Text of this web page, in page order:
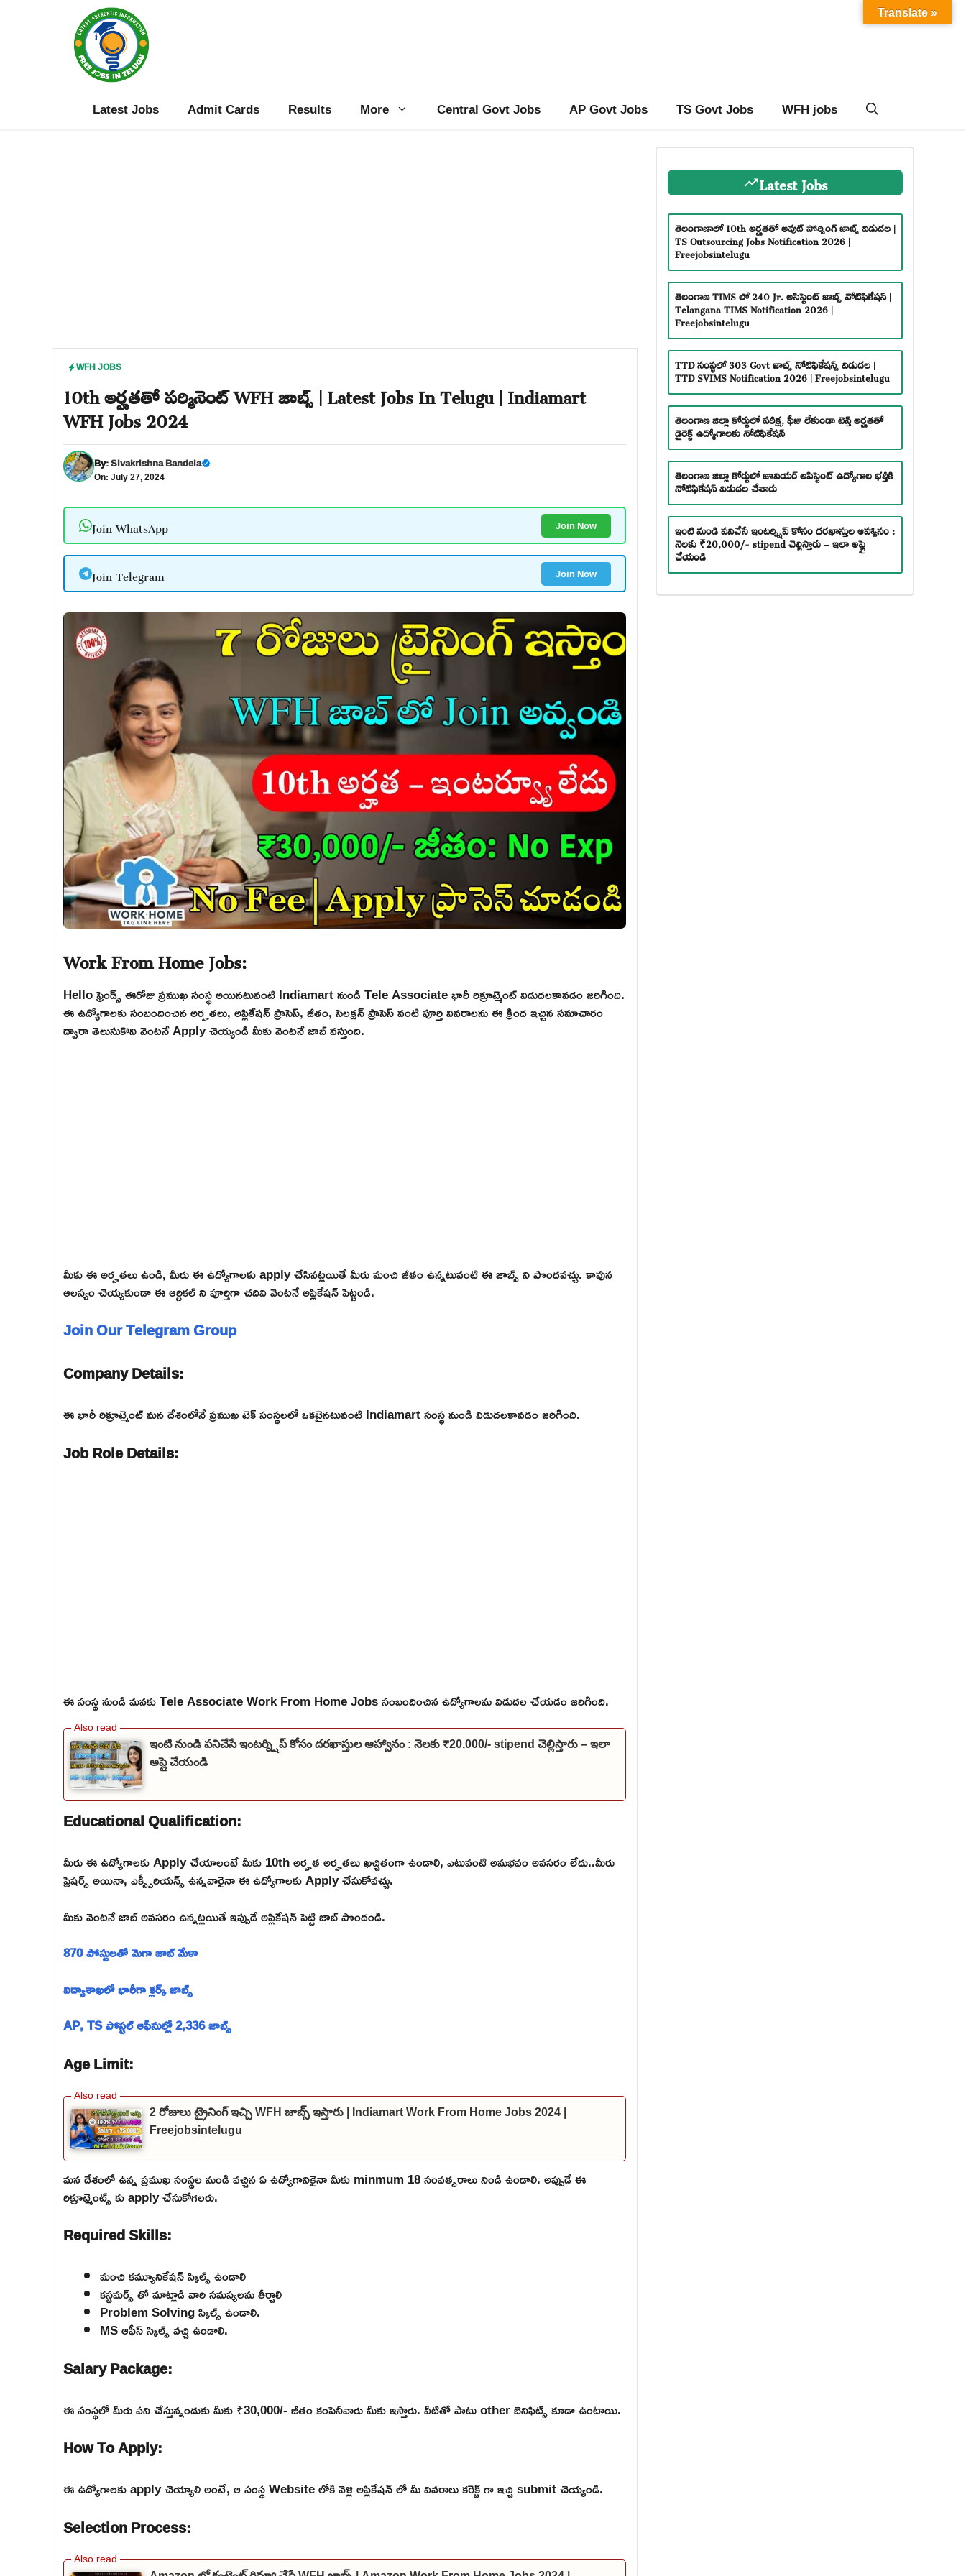
Latest Jobs Admit Cards Results More Central Govt Jobs AP Govt Jobs TS Govt Jobs WFH jobs
WFH JOBS
10th అర్హతతో పర్మినెంట్ WFH జాబ్స్ | Latest Jobs In Telugu | Indiamart
WFH Jobs 2024
By:Sivakrishna Bandela
On: July 27, 2024
Join WhatsApp Join Now
Join Telegram Join Now
Work From Home Jobs:
Hello ఫ్రెండ్స్ ఈరోజు ప్రముఖ సంస్థ అయినటువంటి Indiamart నుండి Tele Associate భారీ రిక్రూట్మెంట్ విడుదలకావడం జరిగింది.
ఈ ఉద్యోగాలకు సంబందించిన అర్హతలు, అప్లికేషన్ ప్రాసెస్, జీతం, సెలక్షన్ ప్రాసెస్ వంటి పూర్తి వివరాలను ఈ క్రింద ఇచ్చిన సమాచారం
ద్వారా తెలుసుకొని వెంటనే Apply చెయ్యండి మీకు వెంటనే జాబ్ వస్తుంది.
మీకు ఈ అర్హతలు ఉండి, మీరు ఈ ఉద్యోగాలకు apply చేసినట్లయితే మీరు మంచి జీతం ఉన్నటువంటి ఈ జాబ్స్ ని పొందవచ్చు. కావున
ఆలస్యం చెయ్యకుండా ఈ ఆర్టికల్ ని పూర్తిగా చదివి వెంటనే అప్లికేషన్ పెట్టండి.
Join Our Telegram Group
Company Details:
ఈ భారీ రిక్రూట్మెంట్ మన దేశంలోనే ప్రముఖ టెక్ సంస్థలలో ఒకటైనటువంటి Indiamart సంస్థ నుండి విడుదలకావడం జరిగింది.
Job Role Details:
ఈ సంస్థ నుండి మనకు Tele Associate Work From Home Jobs సంబందించిన ఉద్యోగాలను విడుదల చేయడం జరిగింది.
ఇంటి నుండి పనిచేసే ఇంటర్న్షిప్ కోసం దరఖాస్తుల ఆహ్వానం : నెలకు ₹20,000/- stipend చెల్లిస్తారు – ఇలా
అప్లై చేయండి
Educational Qualification:
మీరు ఈ ఉద్యోగాలకు Apply చేయాలంటే మీకు 10th అర్హత అర్హతలు ఖచ్చితంగా ఉండాలి, ఎటువంటి అనుభవం అవసరం లేదు..మీరు
ఫ్రెషర్స్ అయినా, ఎక్స్పీరియన్స్ ఉన్నవారైనా ఈ ఉద్యోగాలకు Apply చేసుకోవచ్చు.
మీకు వెంటనే జాబ్ అవసరం ఉన్నట్లయితే ఇప్పుడే అప్లికేషన్ పెట్టి జాబ్ పొందండి.
870 పోస్టులతో మెగా జాబ్ మేళా
విద్యాశాఖలో భారీగా క్లర్క్ జాబ్స్
AP, TS పోస్టల్ ఆఫీసుల్లో 2,336 జాబ్స్
Age Limit:
2 రోజులు ట్రైనింగ్ ఇచ్చి WFH జాబ్స్ ఇస్తారు | Indiamart Work From Home Jobs 2024 |
Freejobsintelugu
మన దేశంలో ఉన్న ప్రముఖ సంస్థల నుండి వచ్చిన ఏ ఉద్యోగానికైనా మీకు minmum 18 సంవత్సరాలు నిండి ఉండాలి. అప్పుడే ఈ
రిక్రూట్మెంట్స్ కు apply చేసుకోగలరు.
Required Skills:
మంచి కమ్యూనికేషన్ స్కిల్స్ ఉండాలి
కస్టమర్స్ తో మాట్లాడి వారి సమస్యలను తీర్చాలి
Problem Solving స్కిల్స్ ఉండాలి.
MS ఆఫీస్ స్కిల్స్ వచ్చి ఉండాలి.
Salary Package:
ఈ సంస్థలో మీరు పని చేస్తున్నందుకు మీకు ₹30,000/- జీతం కంపెనీవారు మీకు ఇస్తారు. వీటితో పాటు other బెనిఫిట్స్ కూడా ఉంటాయి.
How To Apply:
ఈ ఉద్యోగాలకు apply చెయ్యాలి అంటే, ఆ సంస్థ Website లోకి వెళ్లి అప్లికేషన్ లో మీ వివరాలు కరెక్ట్ గా ఇచ్చి submit చెయ్యండి.
Selection Process:
Latest Jobs
తెలంగాణాలో 10th అర్హతతో అవుట్ సోర్సింగ్ జాబ్స్ విడుదల |
TS Outsourcing Jobs Notification 2026 |
Freejobsintelugu
తెలంగాణ TIMS లో 240 Jr. అసిస్టెంట్ జాబ్స్ నోటిఫికేషన్ |
Telangana TIMS Notification 2026 |
Freejobsintelugu
TTD సంస్థలో 303 Govt జాబ్స్ నోటిఫికేషన్స్ విడుదల |
TTD SVIMS Notification 2026 | Freejobsintelugu
తెలంగాణ జిల్లా కోర్టులో పరీక్ష, ఫీజు లేకుండా టెన్త్ అర్హతతో
డైరెక్ట్ ఉద్యోగాలకు నోటిఫికేషన్
తెలంగాణ జిల్లా కోర్టులో జూనియర్ అసిస్టెంట్ ఉద్యోగాల భర్తీకి
నోటిఫికేషన్ విడుదల చేశారు
ఇంటి నుండి పనిచేసే ఇంటర్న్షిప్ కోసం దరఖాస్తుల ఆహ్వానం :
నెలకు ₹20,000/- stipend చెల్లిస్తారు – ఇలా అప్లై
చేయండి
Translate »